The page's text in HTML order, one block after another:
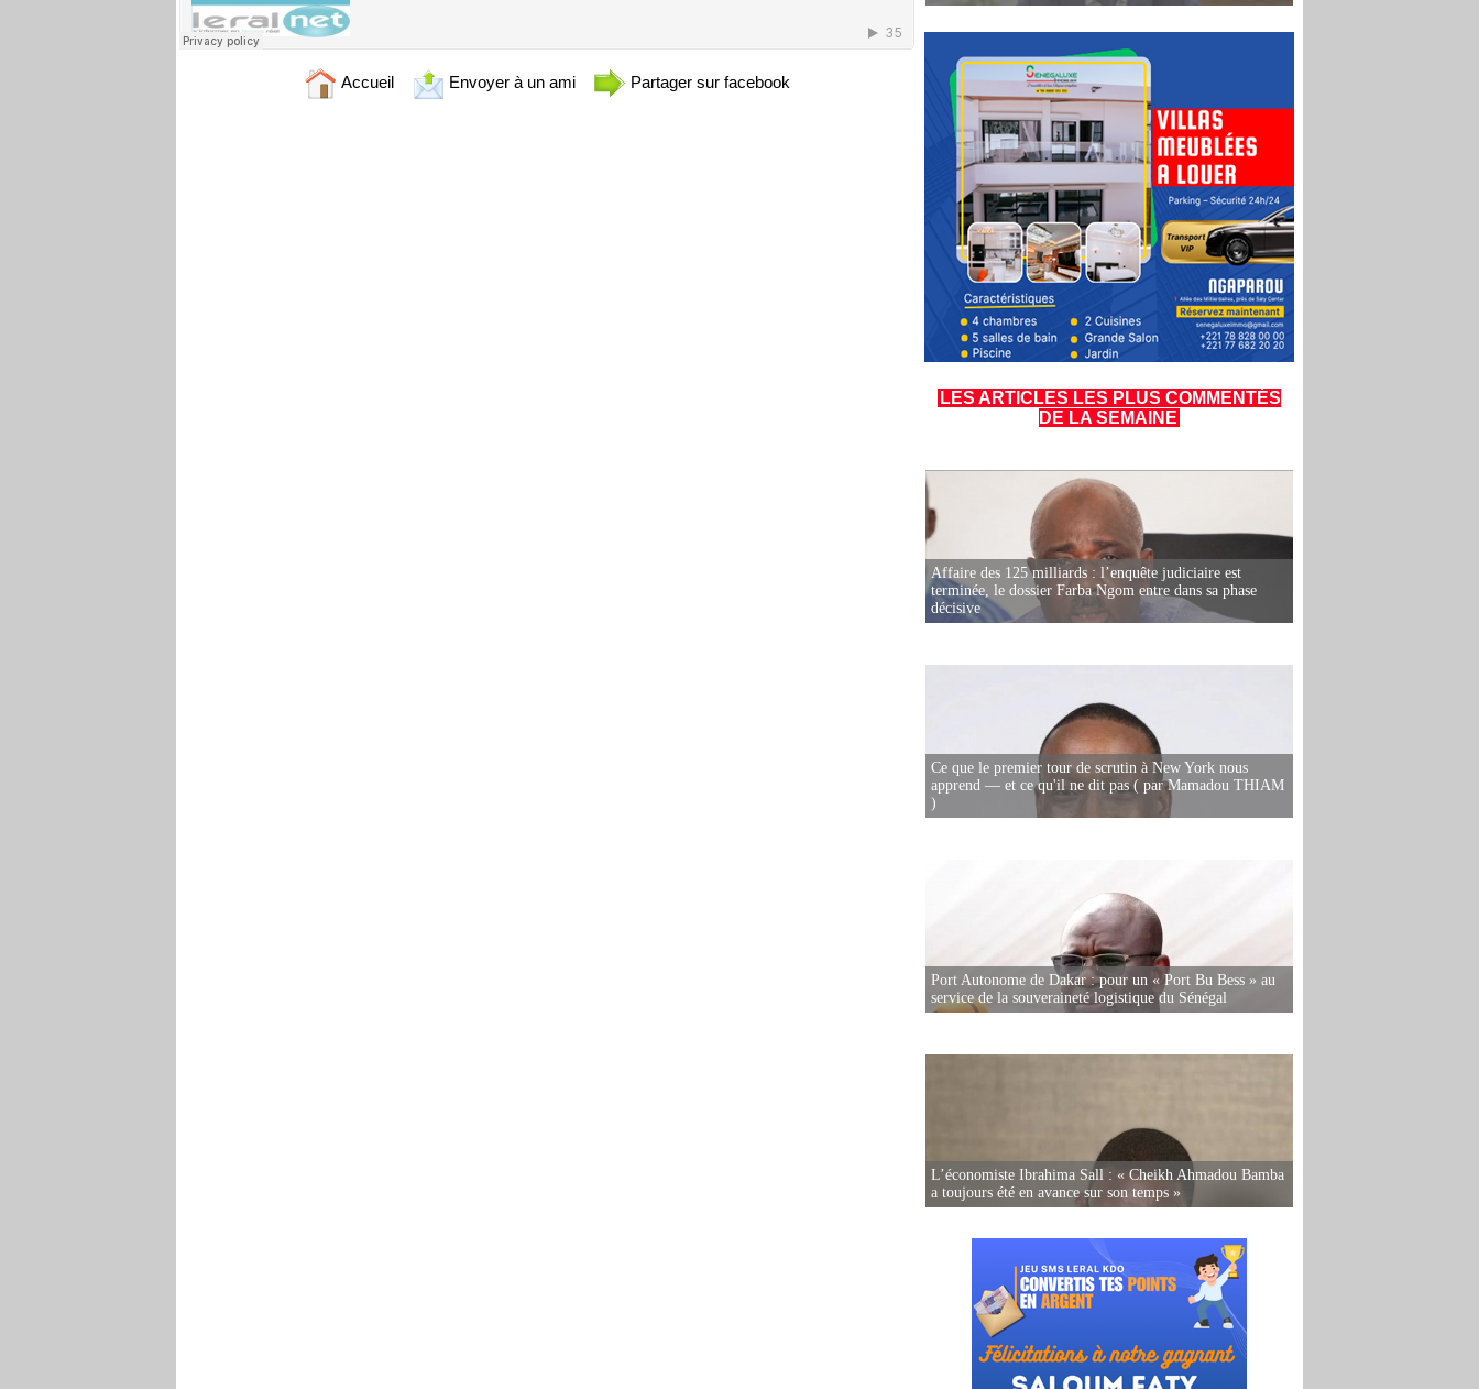
Accueil Envoyer à un ami Partager sur facebook
LES ARTICLES LES PLUS COMMENTÉS
DE LA SEMAINE
Affaire des 125 milliards : l’enquête judiciaire est
terminée, le dossier Farba Ngom entre dans sa phase
décisive
Ce que le premier tour de scrutin à New York nous
apprend — et ce qu'il ne dit pas ( par Mamadou THIAM
)
Port Autonome de Dakar : pour un « Port Bu Bess » au
service de la souveraineté logistique du Sénégal
L’économiste Ibrahima Sall : « Cheikh Ahmadou Bamba
a toujours été en avance sur son temps »